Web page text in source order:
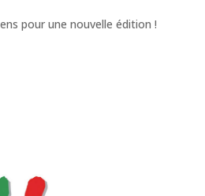
pour une nouvelle édition !